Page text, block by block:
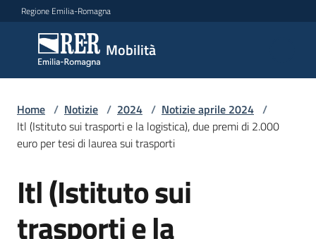
Vai al contenuto
Vai alla navigazione
Vai al footer
Regione Emilia-Romagna
Mobilità
Mobilità
Argomenti
Servizi
Home / Notizie / 2024 / Notizie aprile 2024 /
Itl (Istituto sui trasporti e la logistica), due premi di 2.000
euro per tesi di laurea sui trasporti
Salta al contenuto
Itl (Istituto sui
trasporti e la